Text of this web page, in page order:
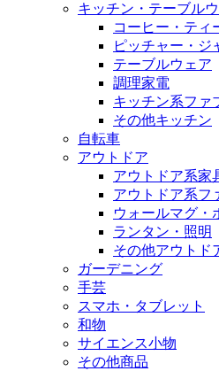
キッチン・テーブル
コーヒー・ティ
ピッチャー・ジ
テーブルウェア
調理家電
キッチン系ファ
その他キッチン
自転車
アウトドア
アウトドア系家
アウトドア系フ
ウォールマグ・
ランタン・照明
その他アウトド
ガーデニング
手芸
スマホ・タブレット
和物
サイエンス小物
その他商品